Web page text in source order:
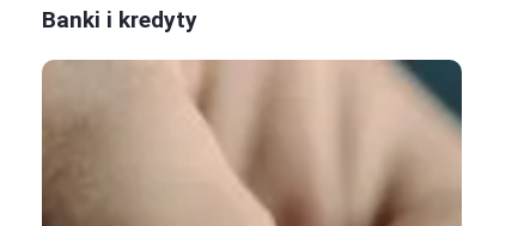
Banki i kredyty